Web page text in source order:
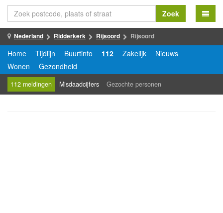
Zoek
Nederland Ridderkerk Rijsoord Rijsoord
Home Tijdlijn Buurtinfo 112 Zakelijk
Nieuws
Wonen
Gezondheid
112 meldingen Misdaadcijfers Gezochte personen